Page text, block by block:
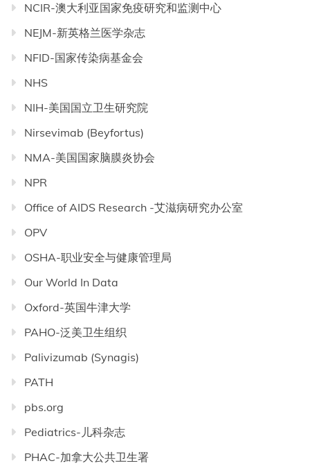
NCIR-澳大利亚国家免疫研究和监测中心
NEJM-新英格兰医学杂志
NFID-国家传染病基金会
NHS
NIH-美国国立卫生研究院
Nirsevimab (Beyfortus)
NMA-美国国家脑膜炎协会
NPR
Office of AIDS Research -艾滋病研究办公室
OPV
OSHA-职业安全与健康管理局
Our World In Data
Oxford-英国牛津大学
PAHO-泛美卫生组织
Palivizumab (Synagis)
PATH
pbs.org
Pediatrics-儿科杂志
PHAC-加拿大公共卫生署